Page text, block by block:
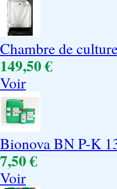
Chambre de
149,50 €
Voir
Bionova BN P-K
7,50 €
Voir